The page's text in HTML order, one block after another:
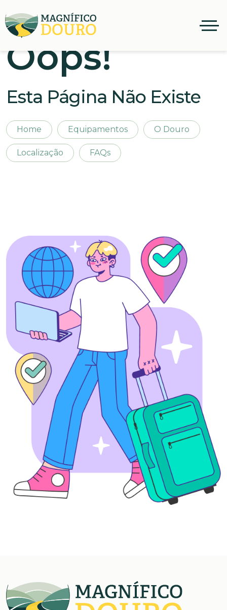
Oops!
Esta Página Não Existe
Home Equipamentos O Douro
Localização FAQs